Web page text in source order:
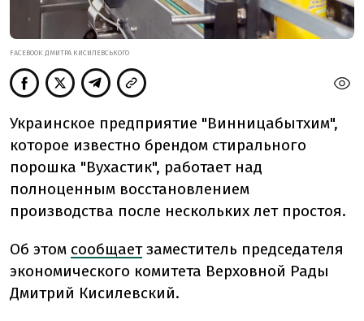
FACEBOOK ДМИТРА КИСИЛЕВСЬКОГО
Украинское предприятие "Винницабытхим",
которое известно брендом стирального
порошка "Вухастик", работает над
полноценным восстановлением
производства после нескольких лет простоя.
Об этом сообщает заместитель председателя
экономического комитета Верховной Рады
Дмитрий Кисилевский.